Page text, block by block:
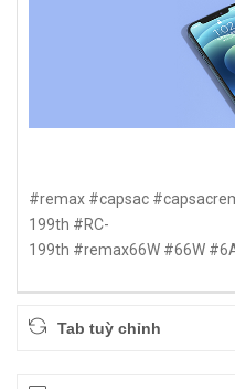
#remax #capsac
199th #RC-
199th #remax66W #66W
Tab tuỳ chỉnh